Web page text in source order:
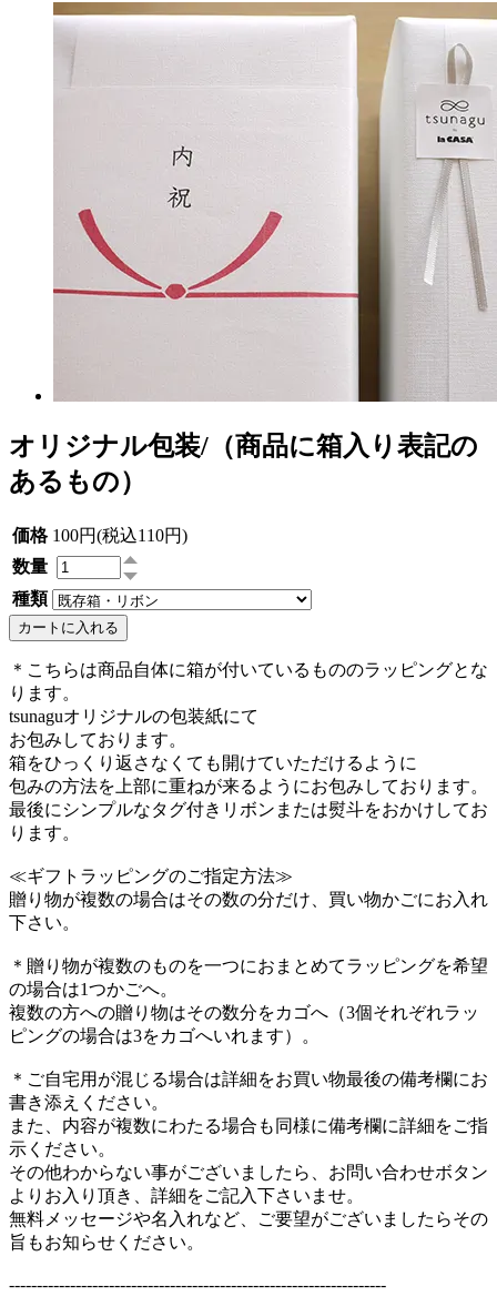
オリジナル包装/（商品に箱入り表記の
あるもの）
価格 100円(税込110円)
数量
種類
カートに入れる
＊こちらは商品自体に箱が付いているもののラッピングとな
ります。
tsunaguオリジナルの包装紙にて
お包みしております。
箱をひっくり返さなくても開けていただけるように
包みの方法を上部に重ねが来るようにお包みしております。
最後にシンプルなタグ付きリボンまたは熨斗をおかけしてお
ります。
≪ギフトラッピングのご指定方法≫
贈り物が複数の場合はその数の分だけ、買い物かごにお入れ
下さい。
＊贈り物が複数のものを一つにおまとめてラッピングを希望
の場合は1つかごへ。
複数の方への贈り物はその数分をカゴへ（3個それぞれラッ
ピングの場合は3をカゴへいれます）。
＊ご自宅用が混じる場合は詳細をお買い物最後の備考欄にお
書き添えください。
また、内容が複数にわたる場合も同様に備考欄に詳細をご指
示ください。
その他わからない事がございましたら、お問い合わせボタン
よりお入り頂き、詳細をご記入下さいませ。
無料メッセージや名入れなど、ご要望がございましたらその
旨もお知らせください。
--------------------------------------------------------------------